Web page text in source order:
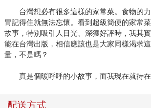
台灣想必有很多這樣的家常菜。食物的力
胃記得住就無法忘懷。看到超級簡便的家常
故事，特別吸引人目光、深獲好評時，我其
能在台灣出版，相信應該也是大家同樣渴求
量，不是嗎？
真是個暖呼呼的小故事，而我現在就待在
配送方式